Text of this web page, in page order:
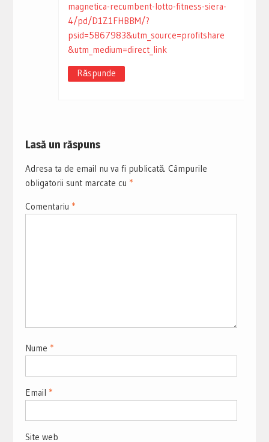
magnetica-recumbent-lotto-fitness-siera-
4/pd/D1Z1FHBBM/?
psid=5867983&utm_source=profitshare
&utm_medium=direct_link
Răspunde
Lasă un răspuns
Adresa ta de email nu va fi publicată. Câmpurile
obligatorii sunt marcate cu *
Comentariu *
Nume *
Email *
Site web